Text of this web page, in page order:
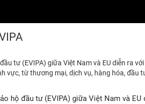
tư (EVIPA) giữa Việt Nam và EU diễn ra
vực, từ thương mại, dịch vụ, hàng hóa, đầu
hộ đầu tư (EVIPA) giữa Việt Nam và EU